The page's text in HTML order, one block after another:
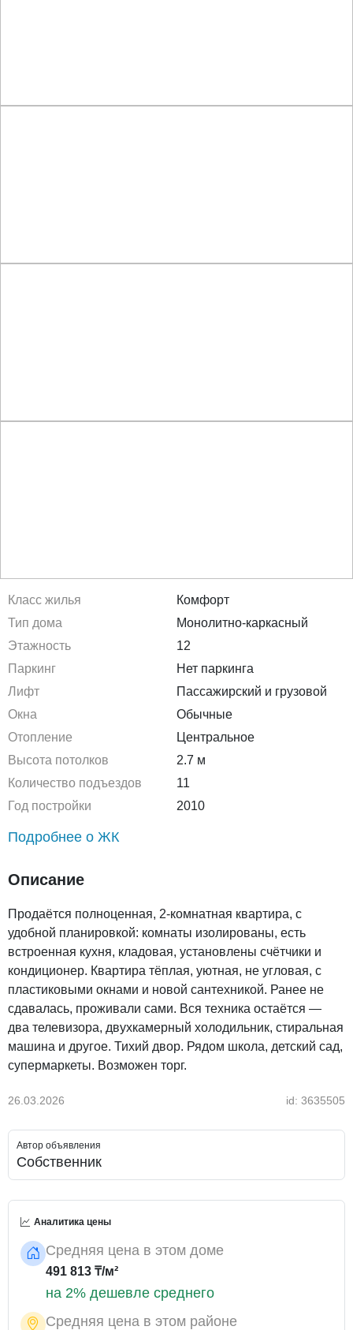
Класс жилья
Комфорт
Тип дома
Монолитно-каркасный
Этажность
12
Паркинг
Нет паркинга
Лифт
Пассажирский и грузовой
Окна
Обычные
Отопление
Центральное
Высота потолков
2.7 м
Количество подъездов
11
Год постройки
2010
Подробнее о ЖК
Описание
Продаётся полноценная, 2-комнатная квартира, с
удобной планировкой: комнаты изолированы, есть
встроенная кухня, кладовая, установлены счётчики и
кондиционер. Квартира тёплая, уютная, не угловая, с
пластиковыми окнами и новой сантехникой. Ранее не
сдавалась, проживали сами. Вся техника остаётся —
два телевизора, двухкамерный холодильник, стиральная
машина и другое. Тихий двор. Рядом школа, детский сад,
супермаркеты. Возможен торг.
26.03.2026 id: 3635505
Автор объявления
Собственник
Аналитика цены
Средняя цена в этом доме
491 813 ₸/м²
на 2% дешевле среднего
Средняя цена в этом районе